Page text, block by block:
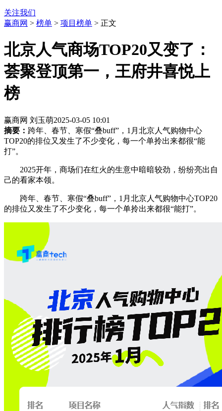
关注我们
赢商网 > 榜单 > 项目榜单 > 正文
北京人气商场TOP20又变了：
荟聚登顶第一，王府井喜悦上
榜
赢商网 刘玉萌2025-03-05 10:01
摘要： 跨年、春节、寒假“叠buff”，1月北京人气购物中心
TOP20的排位又发生了不少变化，每一个单拎出来都很“能
打”。
2025开年，商场们在红火的生意中暗暗较劲，纷纷亮出自
己的看家本领。
跨年、春节、寒假“叠buff”，1月北京人气购物中心TOP20
的排位又发生了不少变化，每一个单拎出来都很“能打”。